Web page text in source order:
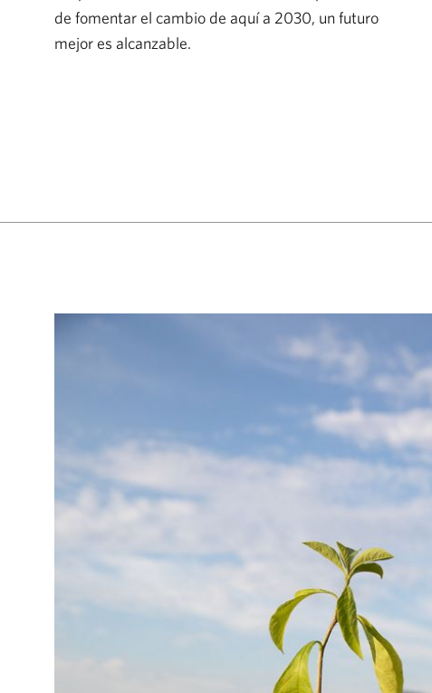
de fomentar el cambio de aquí a 2030, un futuro
mejor es alcanzable.